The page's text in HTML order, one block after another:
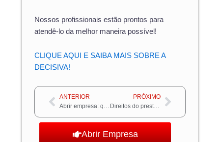
Nossos profissionais estão prontos para
atendê-lo da melhor maneira possível!
CLIQUE AQUI E SAIBA MAIS SOBRE A
DECISIVA!
Anterior
ANTERIOR
Abrir empresa: quais os desafios mais comuns?
PRÓXIMO
Direitos do prestador de serviço: quais são?Próximo
Abrir Empresa